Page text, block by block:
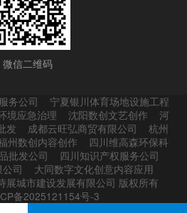
微信二维码
务公司
宁夏银川体育场地设施工程
境应急治理 沈阳数创文艺创作
河
发
成都云旺弘商贸有限公司
杭州
州数创内容创作
四川维高森环保科
批发公司
四川知识产权服务公司
司
大同数字文化创意内容应用
城市建设发展有限公司 版权所有
备2025121154号-3